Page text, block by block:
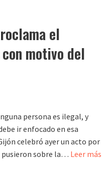
el
motivo del
persona es ilegal, y
ir enfocado en esa
celebró ayer un acto por
pusieron sobre la… Leer más